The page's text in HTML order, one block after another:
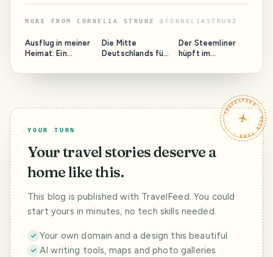
MORE FROM CORNELIA STRUNZ @ CORNELIASTRUNZ
Ausflug in meiner
Heimat: Ein
Sonntagnachmitt
Die Mitte
Deutschlands für
Steemit Meetup
Der Steemliner
hüpft im
der Donau nach
TRAVELFEED · YOUR TURN ·
YOUR TURN
Your travel stories deserve a
home like this.
This blog is published with TravelFeed. You could
start yours in minutes, no tech skills needed.
Your own domain and a design this beautiful
AI writing tools, maps and photo galleries